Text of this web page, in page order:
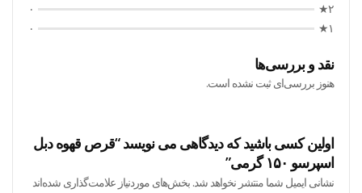
۲★
۰
۱★
۰
نقد و بررسی‌ها
هنوز بررسی‌ای ثبت نشده است.
اولین کسی باشید که دیدگاهی می نویسد “قرص قهوه دبل
اسپرسو ۱۵۰ گرمی”
نشانی ایمیل شما منتشر نخواهد شد. بخش‌های موردنیاز علامت‌گذاری شده‌اند